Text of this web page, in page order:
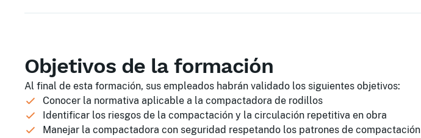
Objetivos de la formación
Al final de esta formación, sus empleados habrán validado los siguientes objetivos:
Conocer la normativa aplicable a la compactadora de rodillos
Identificar los riesgos de la compactación y la circulación repetitiva en obra
Manejar la compactadora con seguridad respetando los patrones de compactación